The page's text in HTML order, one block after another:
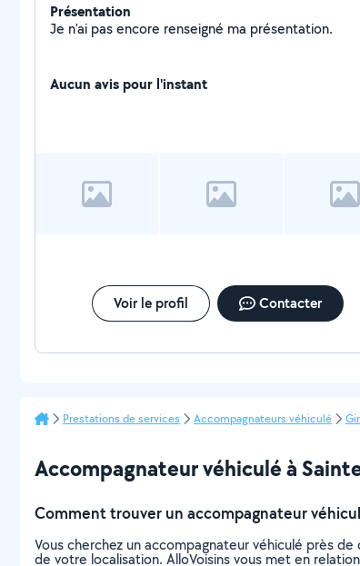
Présentation
Je n'ai pas encore renseigné ma présentation.
Aucun avis pour l'instant
Voir le profil Contacter
Prestations de services Accompagnateurs véhiculé
Accompagnateur véhiculé à
Comment trouver un accompagnateur
Vous cherchez un accompagnateur véhiculé près
de votre localisation. AlloVoisins vous met en